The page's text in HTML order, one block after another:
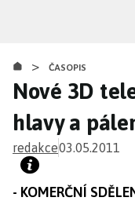
obsahu
> ČASOPIS
Nové 3D
hlavy a
redakce03.05.2011
- KOMERČNÍ